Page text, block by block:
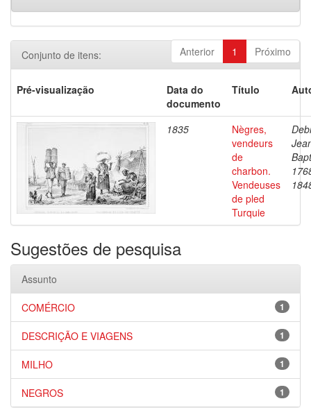
Anterior 1 Próximo
Conjunto de itens:
Pré-visualização
Data do
documento
Título
1835
Nègres,
vendeurs
de
charbon.
Vendeuses
de pled
Turquie
Sugestões de pesquisa
Assunto
1
COMÉRCIO
1
DESCRIÇÃO E VIAGENS
1
MILHO
1
NEGROS